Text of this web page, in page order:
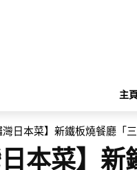
主
灣日本菜】新鐵板燒餐廳「
日本菜】